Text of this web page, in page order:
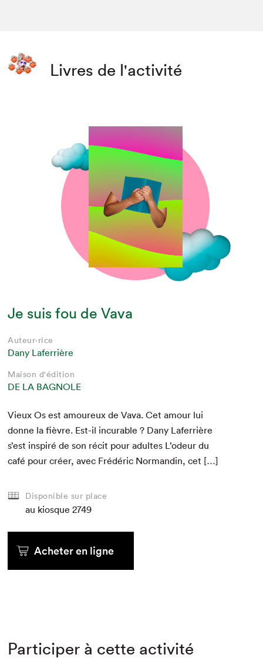
Livres de l'activité
Je suis fou de Vava
Auteur·rice
Dany Laferrière
Maison d'édition
DE LA BAGNOLE
Vieux Os est amoureux de Vava. Cet amour lui
donne la fièvre. Est-il incur­able ? Dany Lafer­rière
s’est inspiré de son réc­it pour adultes L’odeur du
café pour créer, avec Frédéric Nor­mandin, cet […]
Disponible sur place
au kiosque 2749
Acheter en ligne
Participer à cette activité